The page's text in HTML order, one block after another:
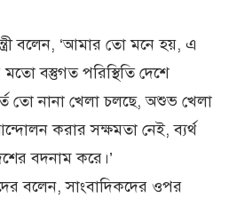
বলেন, ‘আমার তো মনে হয়, এ
বস্তুগত পরিস্থিতি দেশে
তো নানা খেলা চলছে, অশুভ খেলা
করার সক্ষমতা নেই, ব্যর্থ
বদনাম করে।’
বলেন, সাংবাদিকদের ওপর